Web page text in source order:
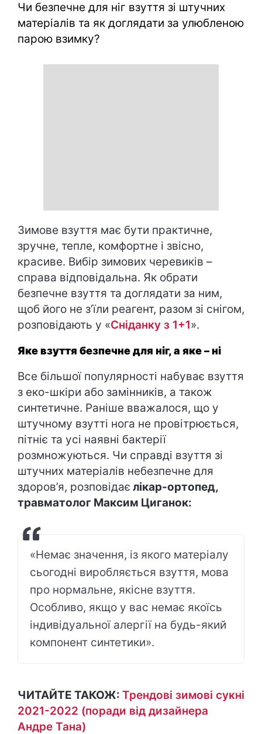
Чи безпечне для ніг взуття зі штучних
матеріалів та як доглядати за улюбленою
парою взимку?
Зимове взуття має бути практичне,
зручне, тепле, комфортне і звісно,
красиве. Вибір зимових черевиків –
справа відповідальна. Як обрати
безпечне взуття та доглядати за ним,
щоб його не з’їли реагент, разом зі снігом,
розповідають у «Сніданку з 1+1».
Яке взуття безпечне для ніг, а яке – ні
Все більшої популярності набуває взуття
з еко-шкіри або замінників, а також
синтетичне. Раніше вважалося, що у
штучному взутті нога не провітрюється,
пітніє та усі наявні бактерії
розмножуються. Чи справді взуття зі
штучних матеріалів небезпечне для
здоров’я, розповідає лікар-ортопед,
травматолог Максим Циганок:
«Немає значення, із якого матеріалу
сьогодні виробляється взуття, мова
про нормальне, якісне взуття.
Особливо, якщо у вас немає якоїсь
індивідуальної алергії на будь-який
компонент синтетики».
ЧИТАЙТЕ ТАКОЖ: Трендові зимові сукні
2021-2022 (поради від дизайнера
Андре Тана)